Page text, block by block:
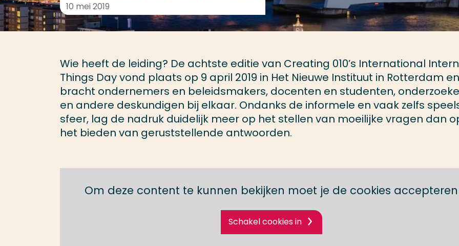
10 mei 2019
Wie heeft de leiding? De achtste editie van Creating 010’s International
Things Day vond plaats op 9 april 2019 in Het Nieuwe Instituut in Rotterdam en
bracht ondernemers en beleidsmakers, docenten en studenten,
en andere deskundigen bij elkaar. Ondanks de informele en vaak zelfs
sfeer, lag de nadruk duidelijk meer op het stellen van moeilijke vragen dan
het bieden van geruststellende antwoorden.
Om deze content te kunnen bekijken moet je de cookies accepteren
Schakel cookies in